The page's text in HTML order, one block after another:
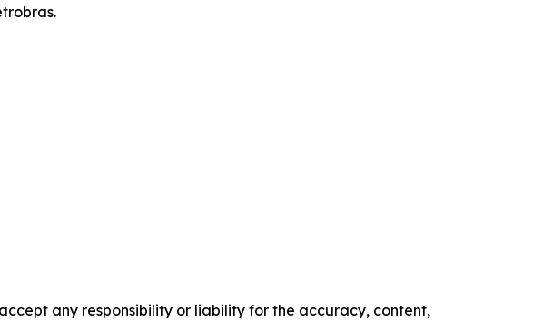
any responsibility or liability for the accuracy, content,